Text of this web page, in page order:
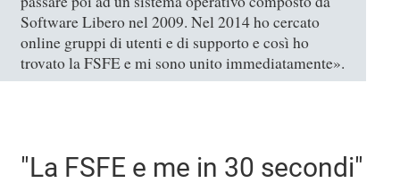
Software Libero nel 2009. Nel 2014 ho cercato
online gruppi di utenti e di supporto e così ho
trovato la FSFE e mi sono unito immediatamente».
"La FSFE e me in 30 secondi"